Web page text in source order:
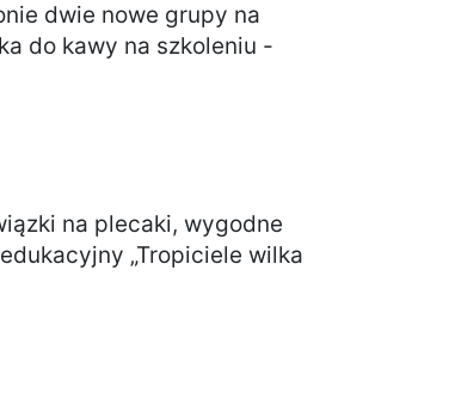
dwie nowe grupy na
do kawy na szkoleniu -
na plecaki, wygodne
„Tropiciele wilka